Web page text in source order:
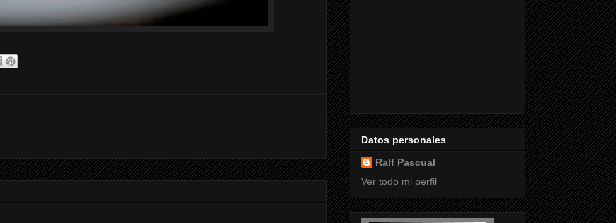
Datos personales
Ralf Pascual
Ver todo mi perfil